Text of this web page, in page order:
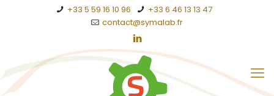
+33 5 59 16 10 96
+33 6 46 13 13 47
contact@symalab.fr